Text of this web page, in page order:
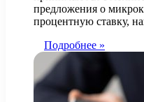
предложения о
процентную ставку,
Подробнее »